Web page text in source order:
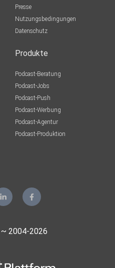
Presse
Nutzungsbedingungen
Datenschutz
Produkte
Podcast-Beratung
Podcast-Jobs
Podcast-Push
Podcast-Werbung
Podcast-Agentur
Podcast-Produktion
2004-2026